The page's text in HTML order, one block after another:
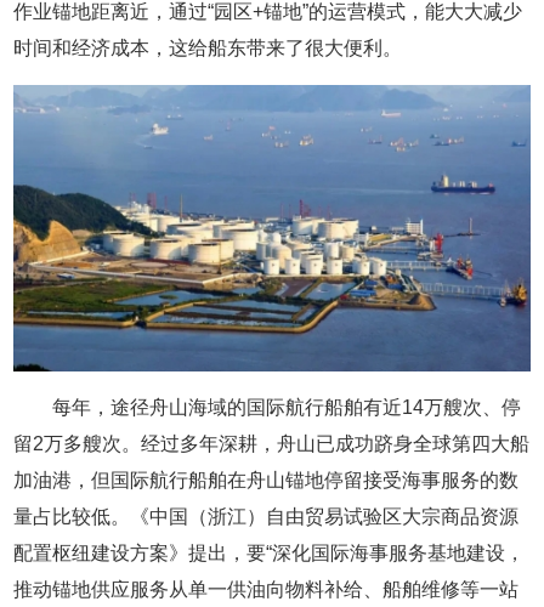
作业锚地距离近，通过“园区+锚地”的运营模式，能大大减少
时间和经济成本，这给船东带来了很大便利。
每年，途径舟山海域的国际航行船舶有近14万艘次、停
留2万多艘次。经过多年深耕，舟山已成功跻身全球第四大船
加油港，但国际航行船舶在舟山锚地停留接受海事服务的数
量占比较低。《中国（浙江）自由贸易试验区大宗商品资源
配置枢纽建设方案》提出，要“深化国际海事服务基地建设，
推动锚地供应服务从单一供油向物料补给、船舶维修等一站